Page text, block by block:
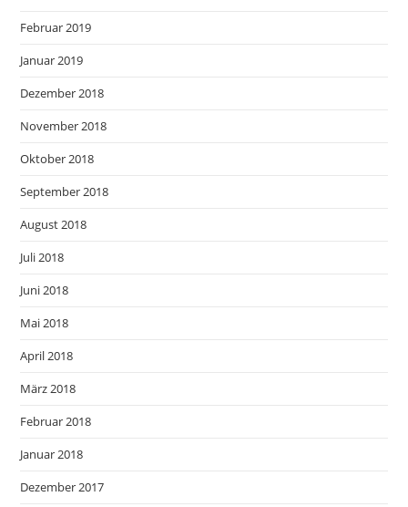
Februar 2019
Januar 2019
Dezember 2018
November 2018
Oktober 2018
September 2018
August 2018
Juli 2018
Juni 2018
Mai 2018
April 2018
März 2018
Februar 2018
Januar 2018
Dezember 2017